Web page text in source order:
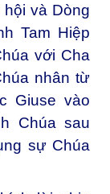
và Dòng
Tam Hiệp
với Cha
nhân từ
Giuse vào
Chúa sau
sự Chúa